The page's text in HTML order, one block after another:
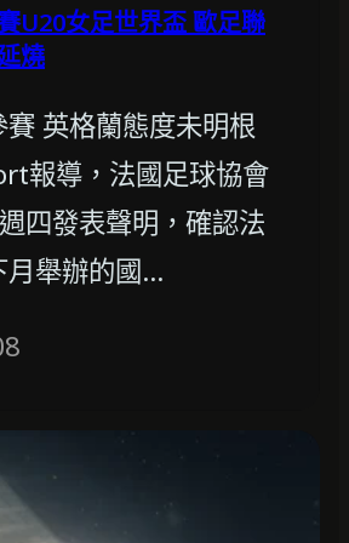
U20女足世界盃 歐足聯
燒
英格蘭態度未明根
報導，法國足球協會
週四發表聲明，確認法
月舉辦的國…